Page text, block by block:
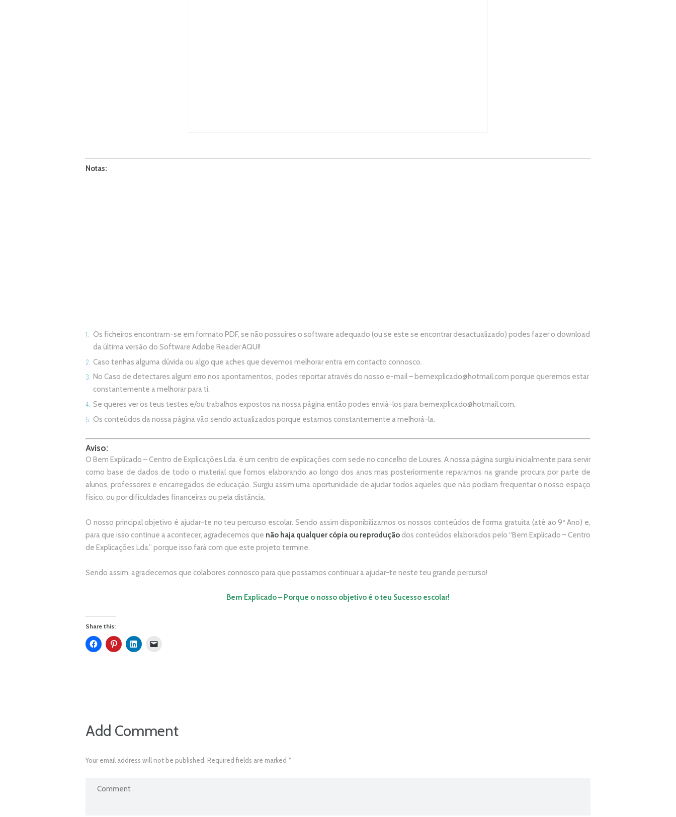
Notas:
Os ficheiros encontram-se em formato PDF, se não possuíres o software adequado (ou se este se encontrar desactualizado) podes fazer o download
da última versão do Software Adobe ReaderAQUI!
Caso tenhas alguma dúvida ou algo que aches que devemos melhorar entra em contacto connosco.
No Caso de detectares algum erro nos apontamentos, podes reportar através do nosso e-mail – bemexplicado@hotmail.com porque queremos estar
constantemente a melhorar para ti.
Se queres ver os teus testes e/ou trabalhos expostos na nossa página então podes enviá-los para bemexplicado@hotmail.com.
Os conteúdos da nossa página vão sendo actualizados porque estamos constantemente a melhorá-la.
Aviso:
O Bem Explicado – Centro de Explicações Lda. é um centro de explicações com sede no concelho de Loures. A nossa página surgiu inicialmente para servir
como base de dados de todo o material que fomos elaborando ao longo dos anos mas posteriormente reparamos na grande procura por parte de
alunos, professores e encarregados de educação. Surgiu assim uma oportunidade de ajudar todos aqueles que não podiam frequentar o nosso espaço
físico, ou por dificuldades financeiras ou pela distância.
O nosso principal objetivo é ajudar-te no teu percurso escolar. Sendo assim disponibilizamos os nossos conteúdos de forma gratuita (até ao 9º Ano) e,
para que isso continue a acontecer, agradecemos que não haja qualquer cópia ou reprodução dos conteúdos elaborados pelo “Bem Explicado – Centro
de Explicações Lda.” porque isso fará com que este projeto termine.
Sendo assim, agradecemos que colabores connosco para que possamos continuar a ajudar-te neste teu grande percurso!
Bem Explicado – Porque o nosso objetivo é o teu Sucesso escolar!
Share this:
Add Comment
Your email address will not be published. Required fields are marked *